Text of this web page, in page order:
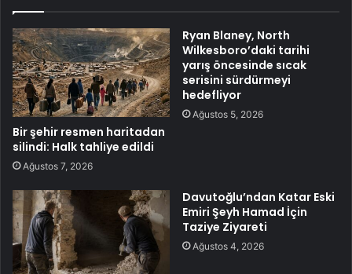
Bir şehir resmen haritadan
silindi: Halk tahliye edildi
Ağustos 7, 2026
Ryan Blaney, North
Wilkesboro’daki tarihi
yarış öncesinde sıcak
serisini sürdürmeyi
hedefliyor
Ağustos 5, 2026
Davutoğlu’ndan Katar Eski
Emiri Şeyh Hamad İçin
Taziye Ziyareti
Ağustos 4, 2026